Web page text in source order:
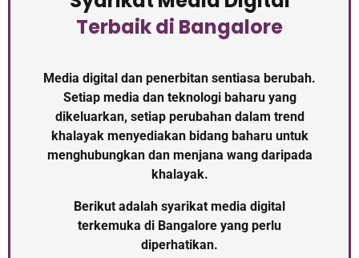
Terbaikdi Bangalore
Media digital dan penerbitan sentiasa berubah.
Setiap media dan teknologi baharu yang
dikeluarkan, setiap perubahan dalam trend
khalayak menyediakan bidang baharu untuk
menghubungkan dan menjana wang daripada
khalayak.
Berikut adalah syarikat media digital
terkemuka di Bangalore yang perlu
diperhatikan.